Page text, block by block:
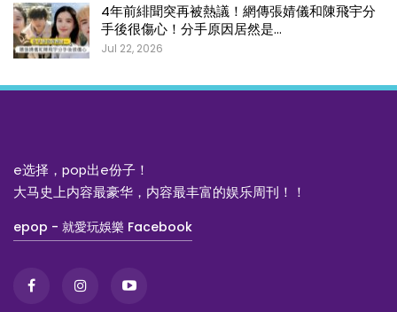
4年前緋聞突再被熱議！網傳張婧儀和陳飛宇分
手後很傷心！分手原因居然是…
Jul 22, 2026
e选择，pop出e份子！
大马史上内容最豪华，内容最丰富的娱乐周刊！！
epop - 就愛玩娛樂 Facebook